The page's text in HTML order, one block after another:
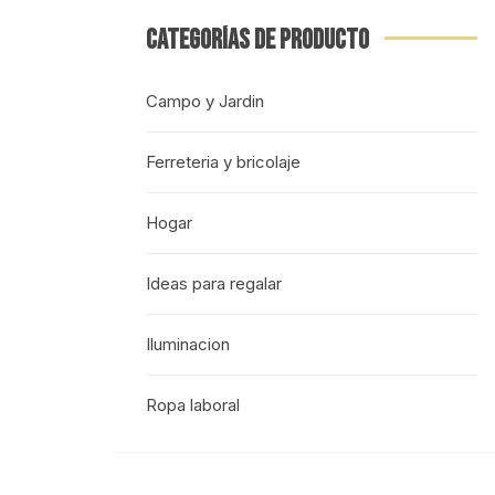
CATEGORÍAS DE PRODUCTO
Campo y Jardin
Ferreteria y bricolaje
Hogar
Ideas para regalar
Iluminacion
Ropa laboral